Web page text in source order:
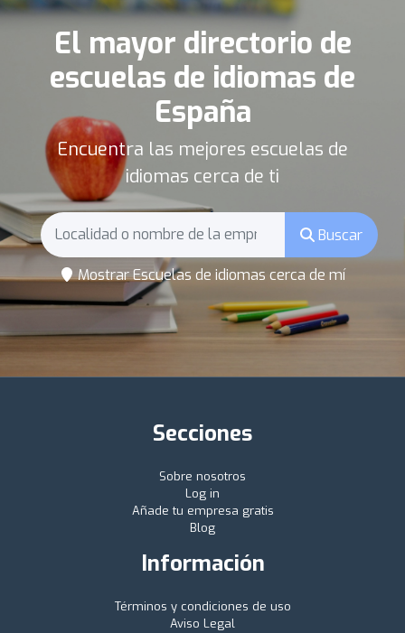
El mayor directorio de
escuelas de idiomas de
España
Encuentra las mejores escuelas de
idiomas cerca de ti
Buscar
Mostrar Escuelas de idiomas cerca de mí
Secciones
Sobre nosotros
Log in
Añade tu empresa gratis
Blog
Información
Términos y condiciones de uso
Aviso Legal